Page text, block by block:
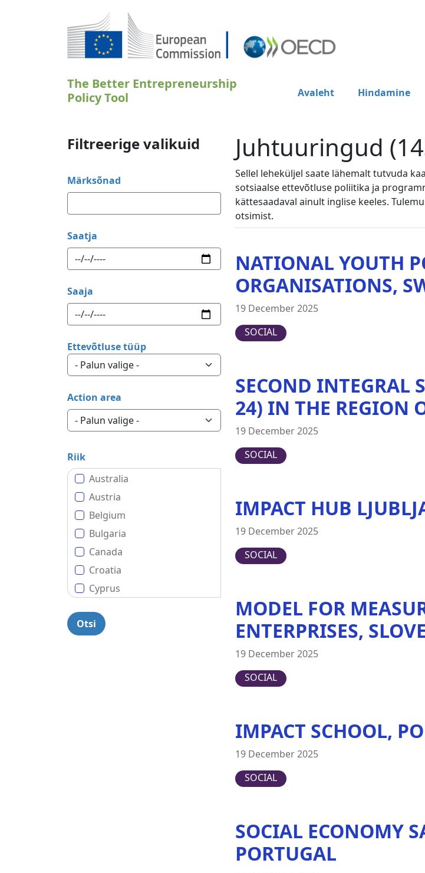
Liigu edasi põhisisu juurde
The Better Entrepreneurship
Policy Tool
Avaleht Hindamine
Filtreerige valikuid
Märksõnad
Saatja
Saaja
Ettevõtluse tüüp
Action area
Riik
Australia
Austria
Belgium
Bulgaria
Canada
Croatia
Cyprus
Denmark
Juhtuuringud
Sellel leheküljel saate lähemalt tutvuda
sotsiaalse ettevõtluse poliitika ja
kättesaadaval ainult inglise keeles.
otsimist.
NATIONAL YOUTH
ORGANISATIONS,
19 December 2025
SOCIAL
SECOND INTEGRAL
24) IN THE REGION
19 December 2025
SOCIAL
IMPACT HUB
19 December 2025
SOCIAL
MODEL FOR
ENTERPRISES,
19 December 2025
SOCIAL
IMPACT SCHOOL,
19 December 2025
SOCIAL
SOCIAL ECONOMY
PORTUGAL